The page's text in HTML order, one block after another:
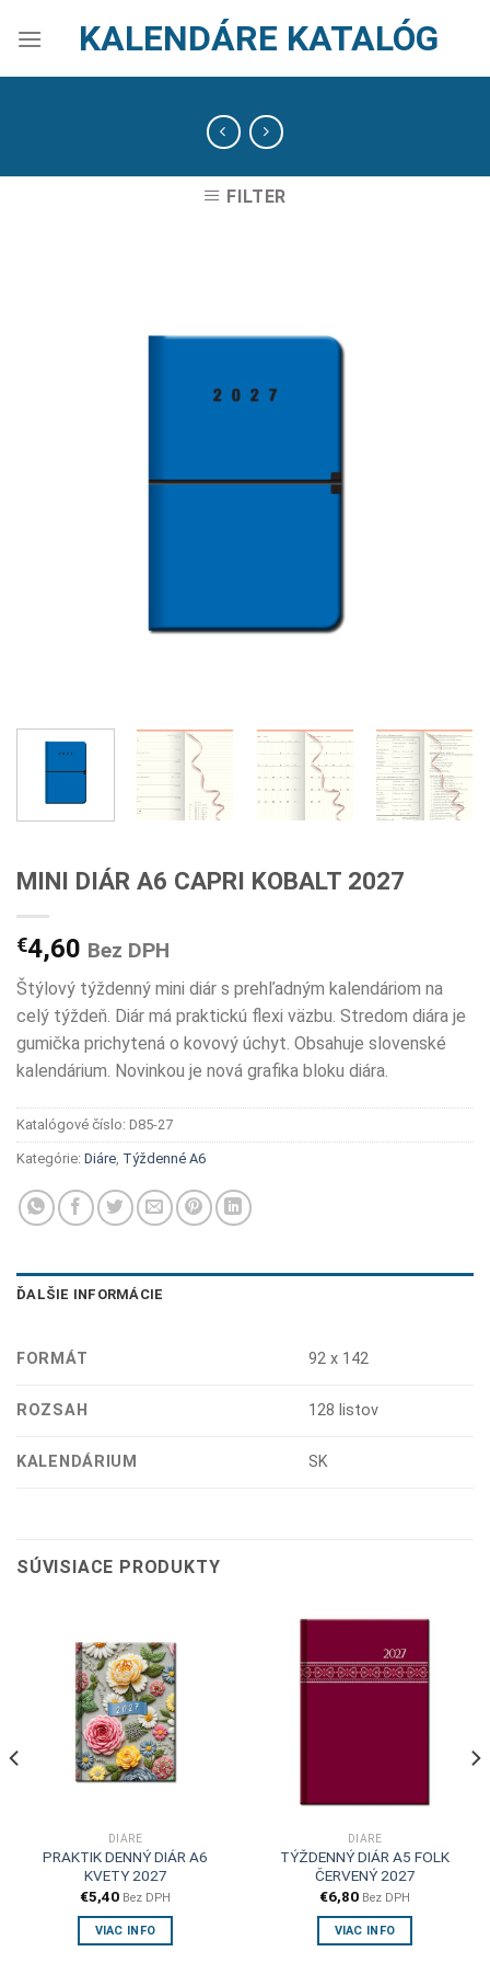
KALENDÁRE KATALÓG
FILTER
MINI DIÁR A6 CAPRI KOBALT 2027
€4,60 Bez DPH
Štýlový týždenný mini diár s prehľadným kalendáriom na
celý týždeň. Diár má praktickú flexi väzbu. Stredom diára je
gumička prichytená o kovový úchyt. Obsahuje slovenské
kalendárium. Novinkou je nová grafika bloku diára.
Katalógové číslo: D85-27
Kategórie: Diáre Týždenné A6
ĎALŠIE INFORMÁCIE
FORMÁT 92 x 142
ROZSAH 128 listov
KALENDÁRIUM SK
SÚVISIACE PRODUKTY
DIÁRE
PRAKTIK DENNÝ DIÁR A6
KVETY 2027
€5,40 Bez DPH
VIAC INFO
DIÁRE
TÝŽDENNÝ DIÁR A5 FOLK
ČERVENÝ 2027
€6,80 Bez DPH
VIAC INFO